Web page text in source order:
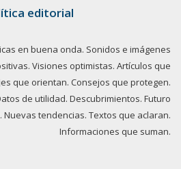
editorial
en buena onda. Sonidos e imágenes
Visiones optimistas. Artículos que
que orientan. Consejos que protegen.
de utilidad. Descubrimientos. Futuro
Nuevas tendencias. Textos que aclaran.
Informaciones que suman.